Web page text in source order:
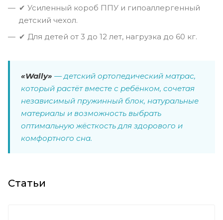
✔ Усиленный короб ППУ и гипоаллергенный
детский чехол.
✔ Для детей от 3 до 12 лет, нагрузка до 60 кг.
«Wally» — детский ортопедический матрас,
который растёт вместе с ребёнком, сочетая
независимый пружинный блок, натуральные
материалы и возможность выбрать
оптимальную жёсткость для здорового и
комфортного сна.
Статьи